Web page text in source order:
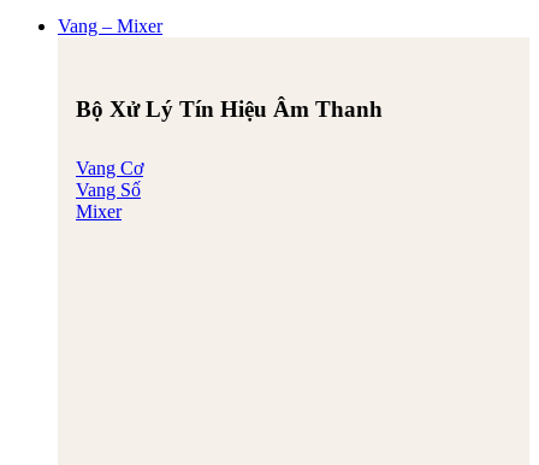
Vang – Mixer
Bộ Xử Lý Tín Hiệu Âm Thanh
Vang Cơ
Vang Số
Mixer